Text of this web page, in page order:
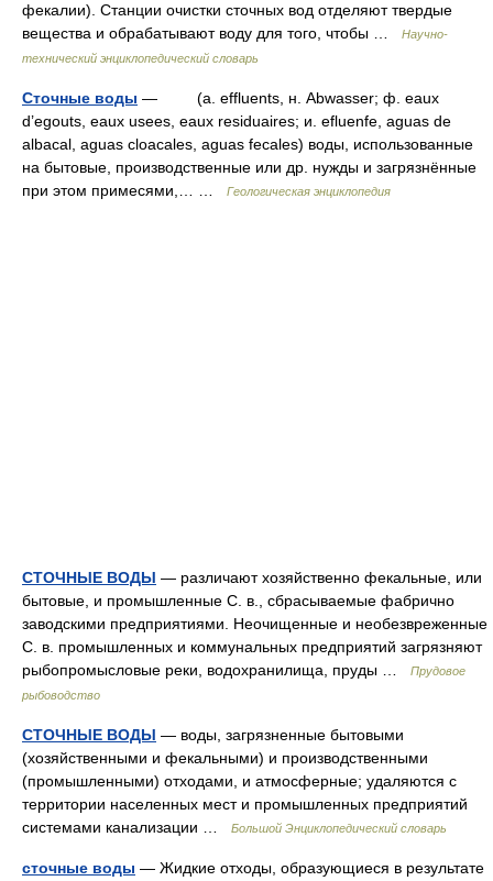
фекалии). Станции очистки сточных вод отделяют твердые
вещества и обрабатывают воду для того, чтобы …
Научно-
технический энциклопедический словарь
Сточные воды — (a. effluents, н. Abwasser; ф. eaux
d’egouts, eaux usees, eaux residuaires; и. efluenfe, aguas de
albaсal, aguas cloacales, aguas fecales) воды, использованные
на бытовые, производственные или др. нужды и загрязнённые
при этом примесями,… …
Геологическая энциклопедия
СТОЧНЫЕ ВОДЫ — различают хозяйственно фекальные, или
бытовые, и промышленные С. в., сбрасываемые фабрично
заводскими предприятиями. Неочищенные и необезвреженные
С. в. промышленных и коммунальных предприятий загрязняют
рыбопромысловые реки, водохранилища, пруды …
Прудовое
рыбоводство
СТОЧНЫЕ ВОДЫ — воды, загрязненные бытовыми
(хозяйственными и фекальными) и производственными
(промышленными) отходами, и атмосферные; удаляются с
территории населенных мест и промышленных предприятий
системами канализации …
Большой Энциклопедический словарь
сточные воды — Жидкие отходы, образующиеся в результате